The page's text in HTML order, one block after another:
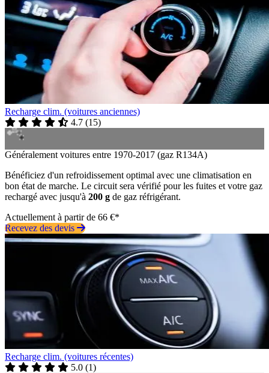
Recharge clim. (voitures anciennes)
4.7 (15)
Généralement voitures entre 1970-2017 (gaz R134A)
Bénéficiez d'un refroidissement optimal avec une climatisation en
bon état de marche. Le circuit sera vérifié pour les fuites et votre gaz
rechargé avec jusqu'à 200 g de gaz réfrigérant.
Actuellement à partir de 66 €*
Recevez des devis
Recharge clim. (voitures récentes)
5.0 (1)